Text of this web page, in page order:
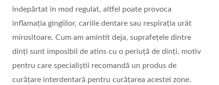
îndepărtat în mod regulat, altfel poate provoca
inflamația gingiilor, cariile dentare sau respirația urât
mirositoare. Cum am amintit deja, suprafețele dintre
dinți sunt imposibil de atins cu o periuță de dinți, motiv
pentru care specialiștii recomandă un produs de
curățare interdentară pentru curățarea acestei zone.